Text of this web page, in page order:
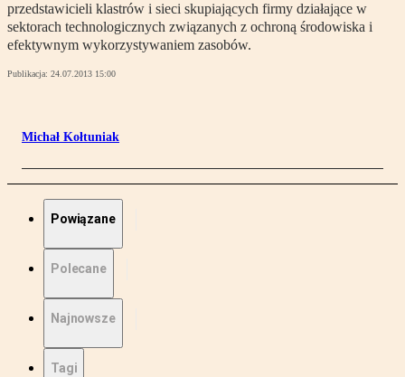
przedstawicieli klastrów i sieci skupiających firmy działające w
sektorach technologicznych związanych z ochroną środowiska i
efektywnym wykorzystywaniem zasobów.
Publikacja: 24.07.2013 15:00
Michał Kołtuniak
Powiązane
Polecane
Najnowsze
Tagi